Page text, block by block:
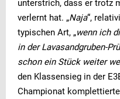
unterstrich, dass er trotz
verlernt hat. „Naja“,
typischen Art, „wenn ich
in der Lavasandgruben-
schon ein Stück weiter
den Klassensieg in der
Championat